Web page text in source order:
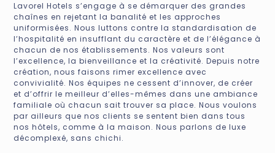
Lavorel Hotels s’engage à se démarquer des grandes
chaînes en rejetant la banalité et les approches
uniformisées. Nous luttons contre la standardisation de
l’hospitalité en insufflant du caractère et de l’élégance à
chacun de nos établissements. Nos valeurs sont
l’excellence, la bienveillance et la créativité. Depuis notre
création, nous faisons rimer excellence avec
convivialité. Nos équipes ne cessent d’innover, de créer
et d’offrir le meilleur d’elles-mêmes dans une ambiance
familiale où chacun sait trouver sa place. Nous voulons
par ailleurs que nos clients se sentent bien dans tous
nos hôtels, comme à la maison. Nous parlons de luxe
décomplexé, sans chichi.